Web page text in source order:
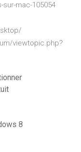
mac-105054
viewtopic.php?
8